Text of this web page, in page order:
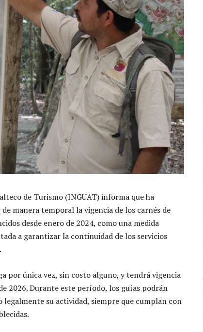
de Turismo (INGUAT) informa que ha
manera temporal la vigencia de los carnés de
desde enero de 2024, como una medida
a garantizar la continuidad de los servicios
por única vez, sin costo alguno, y tendrá vigencia
2026. Durante este período, los guías podrán
su actividad, siempre que cumplan con